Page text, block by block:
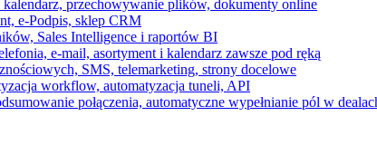
kalendarz, przechowywanie plików, dokumenty online
e-Podpis, sklep CRM
Sales Intelligence i raportów BI
e-mail, asortyment i kalendarz zawsze pod ręką
SMS, telemarketing, strony docelowe
workflow, automatyzacja tuneli, API
połączenia, automatyczne wypełnianie pól w